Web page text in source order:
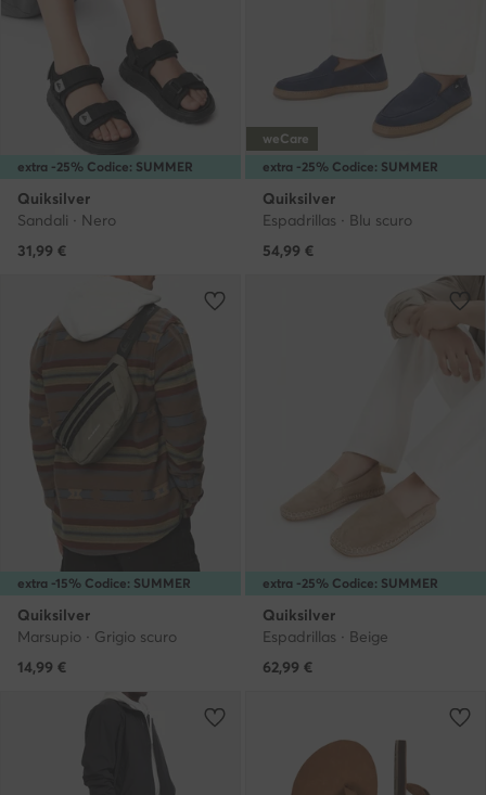
extra -25% Codice: SUMMER
Quiksilver
Sandali · Nero
31,99 €
extra -25% Codice: SUMMER
weCare
Quiksilver
Espadrillas · Blu scuro
54,99 €
extra -15% Codice: SUMMER
Quiksilver
Marsupio · Grigio scuro
14,99 €
extra -25% Codice: SUMMER
Quiksilver
Espadrillas · Beige
62,99 €